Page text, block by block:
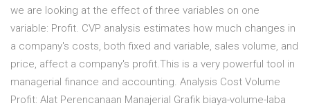
we are looking at the effect of three variables on one
variable: Profit. CVP analysis estimates how much changes in
a company's costs, both fixed and variable, sales volume, and
price, affect a company's profit.This is a very powerful tool in
managerial finance and accounting. Analysis Cost Volume
Profit: Alat Perencanaan Manajerial Grafik biaya-volume-laba